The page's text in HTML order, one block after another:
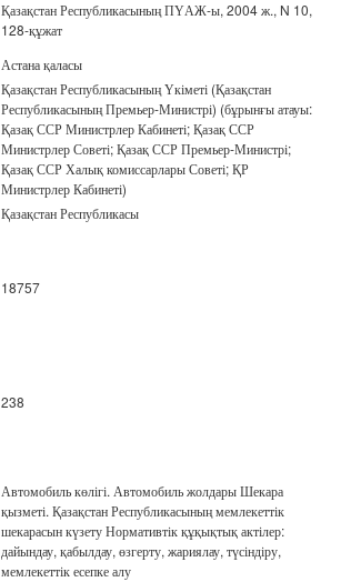
Қазақстан Республикасының ПҮАЖ-ы, 2004 ж., N 10,
128-құжат
Астана қаласы
Қазақстан Республикасының Үкіметі (Қазақстан
Республикасының Премьер-Министрі) (бұрынғы атауы:
Қазақ ССР Министрлер Кабинеті; Қазақ ССР
Министрлер Советі; Қазақ ССР Премьер-Министрі;
Қазақ ССР Халық комиссарлары Советі; ҚР
Министрлер Кабинеті)
Қазақстан Республикасы
18757
238
Автомобиль көлігі. Автомобиль жолдары Шекара
қызметі. Қазақстан Республикасының мемлекеттік
шекарасын күзету Нормативтік құқықтық актілер:
дайындау, қабылдау, өзгерту, жариялау, түсіндіру,
мемлекеттік есепке алу